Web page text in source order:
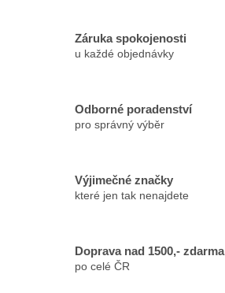
c
k
s
Záruka spokojenosti
u každé objednávky
Odborné poradenství
pro správný výběr
Výjimečné značky
které jen tak nenajdete
Doprava nad 1500,- zdarma
po celé ČR